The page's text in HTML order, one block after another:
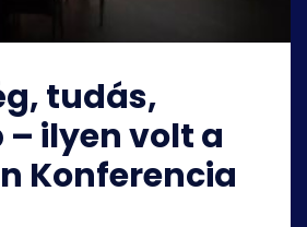
tudás,
– ilyen volt a
Konferencia